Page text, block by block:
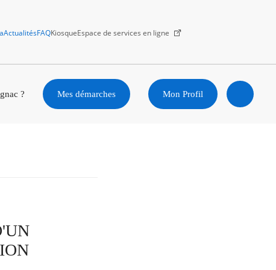
ActualitésFAQKiosqueEspace de services en ligne
? Mes démarches Mon Profil